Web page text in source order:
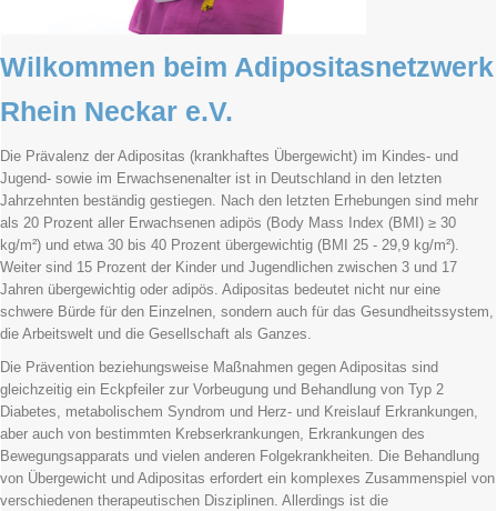
Wilkommen beim Adipositasnetzwerk
Rhein Neckar e.V.
Die Prävalenz der Adipositas (krankhaftes Übergewicht) im Kindes- und
Jugend- sowie im Erwachsenenalter ist in Deutschland in den letzten
Jahrzehnten beständig gestiegen. Nach den letzten Erhebungen sind mehr
als 20 Prozent aller Erwachsenen adipös (Body Mass Index (BMI) ≥ 30
kg/m²) und etwa 30 bis 40 Prozent übergewichtig (BMI 25 - 29,9 kg/m²).
Weiter sind 15 Prozent der Kinder und Jugendlichen zwischen 3 und 17
Jahren übergewichtig oder adipös. Adipositas bedeutet nicht nur eine
schwere Bürde für den Einzelnen, sondern auch für das Gesundheitssystem,
die Arbeitswelt und die Gesellschaft als Ganzes.
Die Prävention beziehungsweise Maßnahmen gegen Adipositas sind
gleichzeitig ein Eckpfeiler zur Vorbeugung und Behandlung von Typ 2
Diabetes, metabolischem Syndrom und Herz- und Kreislauf Erkrankungen,
aber auch von bestimmten Krebserkrankungen, Erkrankungen des
Bewegungsapparats und vielen anderen Folgekrankheiten. Die Behandlung
von Übergewicht und Adipositas erfordert ein komplexes Zusammenspiel von
verschiedenen therapeutischen Disziplinen. Allerdings ist die